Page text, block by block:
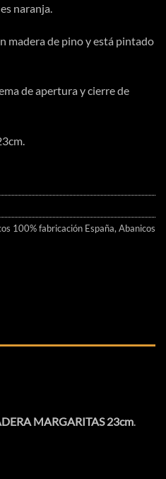
naranja.
madera de pino y está pintado
de apertura y cierre de
100% fabricación España, Abanicos
MARGARITAS 23cm.